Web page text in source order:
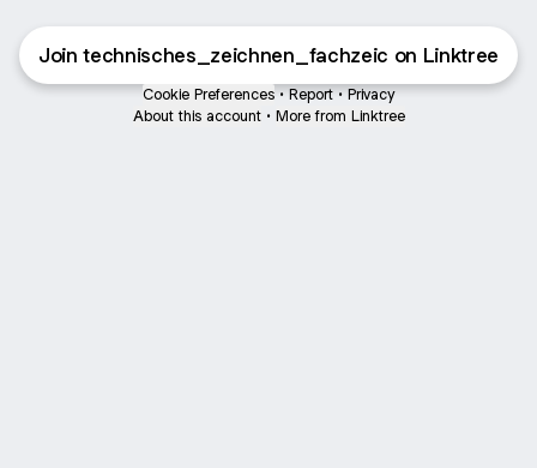
Join technisches_zeichnen_fachzeic on Linktree
Cookie Preferences • Report • Privacy
About this account • More from Linktree